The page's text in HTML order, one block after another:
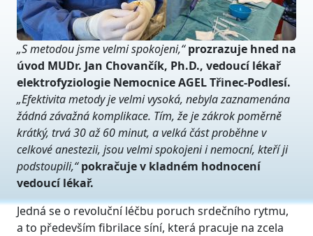
„S metodou jsme velmi spokojeni,“prozrazuje hned na
úvod MUDr. Jan Chovančík, Ph.D., vedoucí lékař
elektrofyziologie Nemocnice AGEL Třinec-Podlesí.
„Efektivita metody je velmi vysoká, nebyla zaznamenána
žádná závažná komplikace. Tím, že je zákrok poměrně
krátký, trvá30 až 60 minut, a velká část proběhne v
celkovéanestezii, jsou velmi spokojeni i nemocní, kteří ji
podstoupili,“ pokračuje v kladném hodnocení
vedoucí lékař.
Jedná se o revoluční léčbu poruch srdečního rytmu,
a to především fibrilace síní, která pracuje na zcela